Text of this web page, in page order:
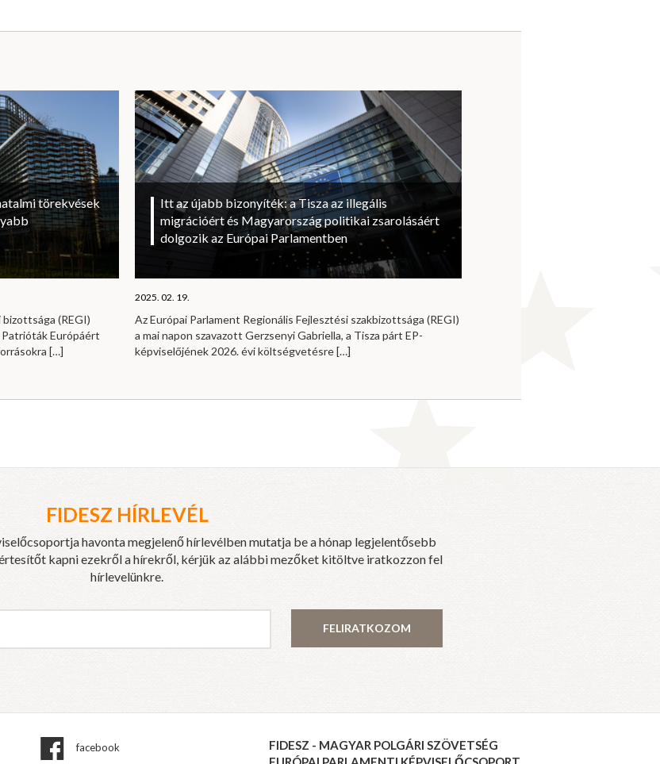
törekvések
(REGI)
Patrióták Európáért
[…]
Itt az újabb bizonyíték: a Tisza az illegális
migrációért és Magyarország politikai zsarolásáért
dolgozik az Európai Parlamentben
2025. 02. 19.
Az Európai Parlament Regionális Fejlesztési szakbizottsága (REGI)
a mai napon szavazott Gerzsenyi Gabriella, a Tisza párt EP-
képviselőjének 2026. évi költségvetésre[…]
FIDESZ HÍRLEVÉL
havonta megjelenő hírlevélben mutatja be a hónap legjelentősebb
kapni ezekről a hírekről, kérjük az alábbi mezőket kitöltve iratkozzon fel
hírlevelünkre.
FELIRATKOZOM
facebook
FIDESZ - MAGYAR POLGÁRI SZÖVETSÉG